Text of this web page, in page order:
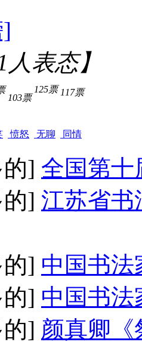
人表态】
103票
愤怒
125票
无聊
117票
同情
] 全国第十
] 江苏省书
] 中国书法
] 中国书法
] 颜真卿《